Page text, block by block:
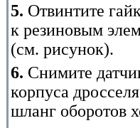
5. Отвинтите
к резиновым
(см. рисунок).
6. Снимите
корпуса
шланг оборотов